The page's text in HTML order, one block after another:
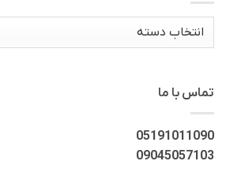
دسته‌ها
تماس با ما
05191011090
09045057103